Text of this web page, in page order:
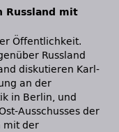
Russland mit
Öffentlichkeit.
Russland
diskutieren Karl-
an der
in Berlin, und
Ausschusses der
mit der